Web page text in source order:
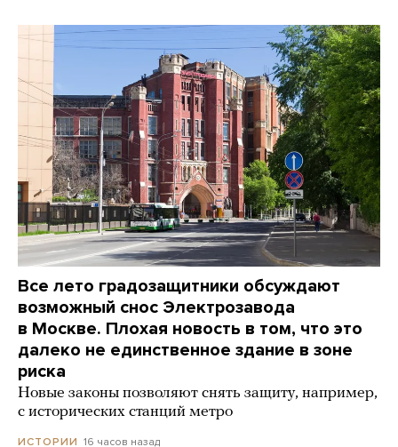
Все лето градозащитники обсуждают
возможный снос Электрозавода
в Москве. Плохая новость в том, что это
далеко не единственное здание в зоне
риска
Новые законы позволяют снять защиту, например,
с исторических станций метро
ИСТОРИИ 16 часов назад